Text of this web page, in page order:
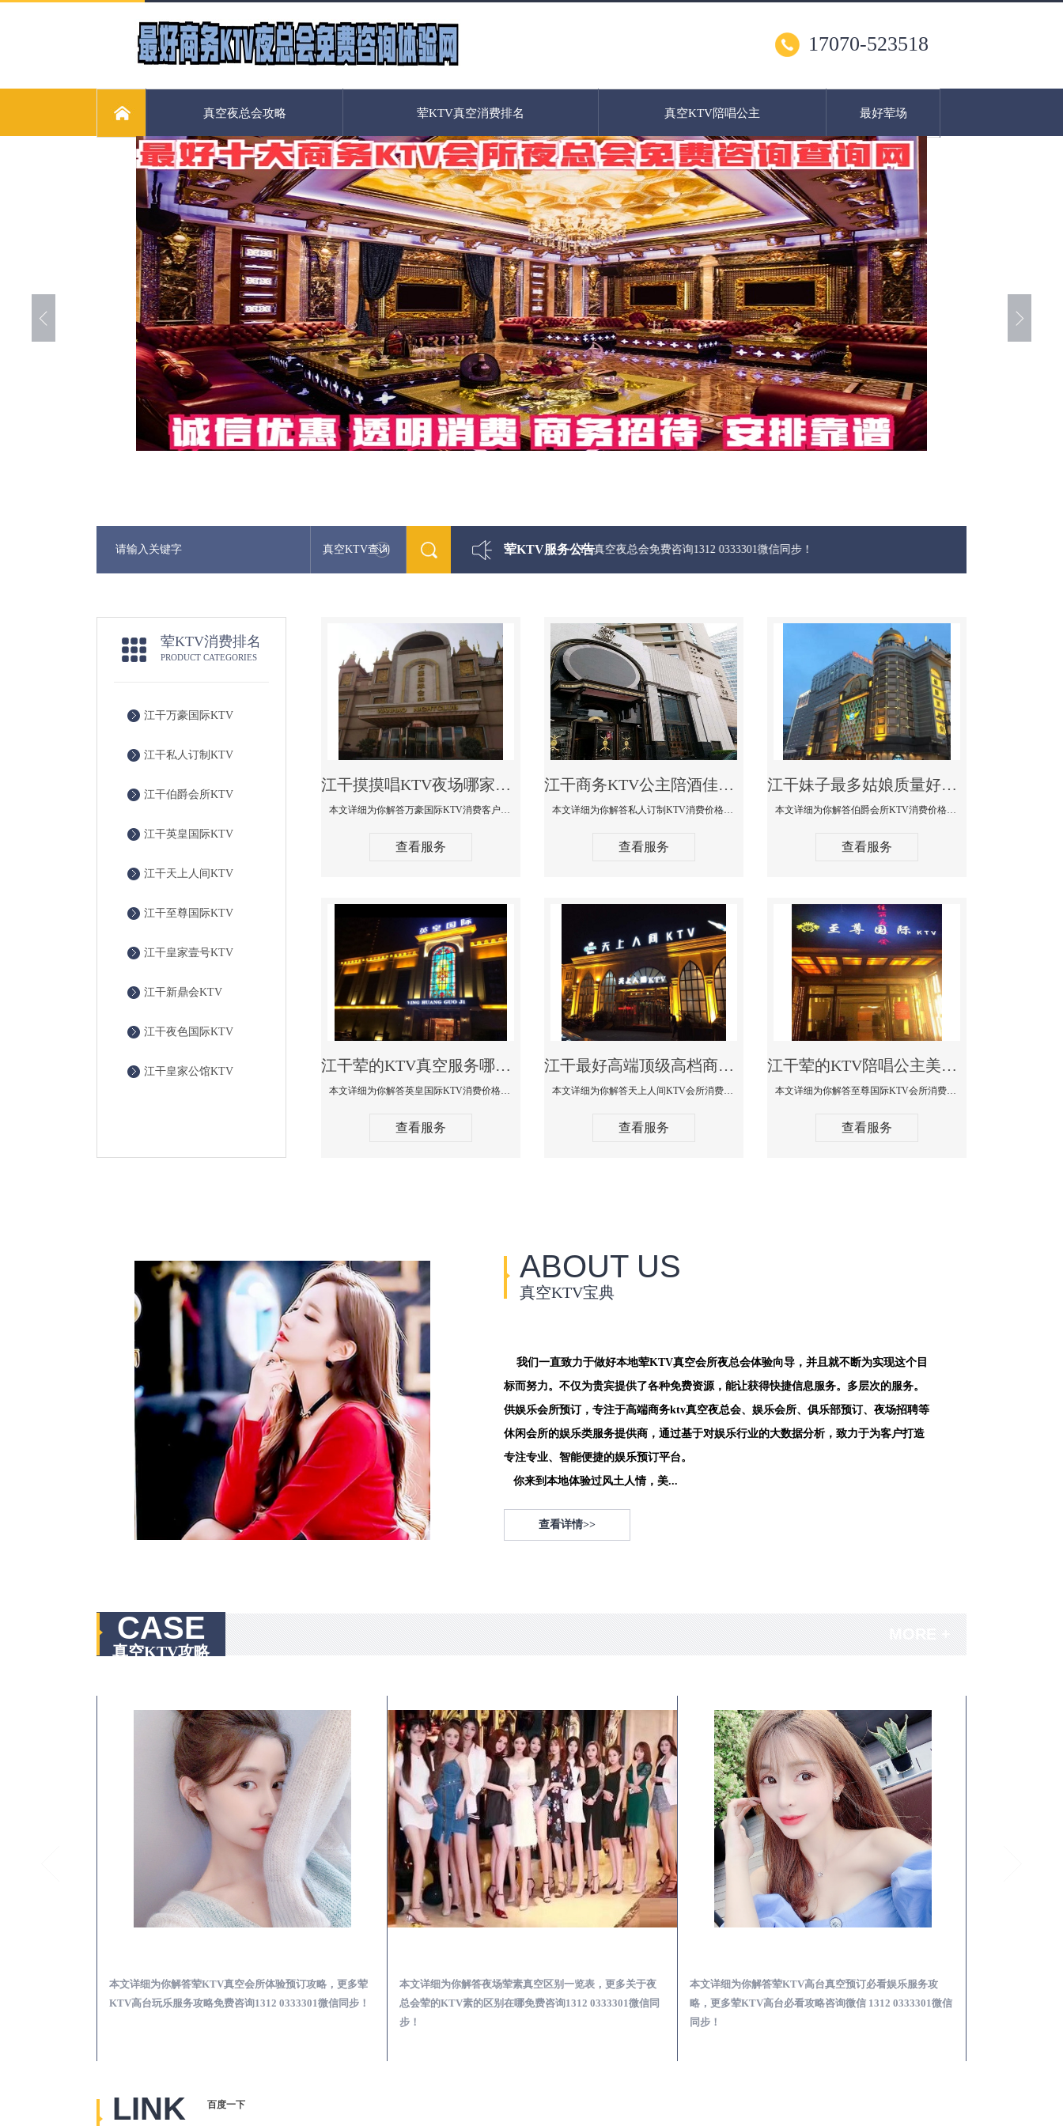
17070-523518
真空夜总会攻略 荤KTV真空消费排名 真空KTV陪唱公主 最好荤场
真空KTV查询 荤KTV服务公告
最新荤KTV真空夜总会免费咨询1312 0333301微信同步！
荤KTV消费排名
PRODUCT CATEGORIES
江干万豪国际KTV
江干私人订制KTV
江干伯爵会所KTV
江干英皇国际KTV
江干天上人间KTV
江干至尊国际KTV
江干皇家壹号KTV
江干新鼎会KTV
江干夜色国际KTV
江干皇家公馆KTV
江干摸摸唱KTV夜场哪家好玩开放-万豪国际KTV消费客户点评
本文详细为你解答万豪国际KTV消费客户点评，更多关于摸摸唱KTV夜场哪家好玩开放咨询1312 0333301微信同步！
查看服务
江干商务KTV公主陪酒佳丽漂亮哪家多-私人订制KTV消费价格口碑点评
本文详细为你解答私人订制KTV消费价格口碑点评，更多关于商务KTV公主陪酒佳丽漂亮哪家多免费咨询1312 0333301微信同步！
查看服务
江干妹子最多姑娘质量好的真空夜总会KTV-伯爵会所KTV消费点评
本文详细为你解答伯爵会所KTV消费价格点评，更多关于妹子最多姑娘质量好的真空夜总会KTV免费咨询1312 0333301微信同步！
查看服务
江干荤的KTV真空服务哪家好-英皇国际KTV消费价格口碑点评
本文详细为你解答英皇国际KTV消费价格点评，更多关于荤的KTV真空服务哪家好免费咨询1312 0333301微信同步！
查看服务
江干最好高端顶级高档商务KTV夜总会-天上人间KTV消费点评
本文详细为你解答天上人间KTV会所消费价格点评，更多关于最好高端顶级高档商务KTV夜总会免费咨询1312 0333301微信同步！
查看服务
江干荤的KTV陪唱公主美女哪家最多-至尊国际KTV会所消费价格
本文详细为你解答至尊国际KTV会所消费价格点评，更多关于荤的KTV陪唱公主美女哪家最多免费咨询1312 0333301微信同步！
查看服务
ABOUT US
真空KTV宝典
我们一直致力于做好本地荤KTV真空会所夜总会体验向导，并且就不断为实现这个目
标而努力。不仅为贵宾提供了各种免费资源，能让获得快捷信息服务。多层次的服务。
供娱乐会所预订，专注于高端商务ktv真空夜总会、娱乐会所、俱乐部预订、夜场招聘等
休闲会所的娱乐类服务提供商，通过基于对娱乐行业的大数据分析，致力于为客户打造
专注专业、智能便捷的娱乐预订平台。
你来到本地体验过风土人情，美...
查看详情>>
CASE
真空KTV攻略
本文详细为你解答荤KTV真空会所体验预订攻略，更多荤
KTV高台玩乐服务攻略免费咨询1312 0333301微信同步！
本文详细为你解答夜场荤素真空区别一览表，更多关于夜
总会荤的KTV素的区别在哪免费咨询1312 0333301微信同
步！
本文详细为你解答荤KTV高台真空预订必看娱乐服务攻
略，更多荤KTV高台必看攻略咨询微信 1312 0333301微信
同步！
LINK 百度一下